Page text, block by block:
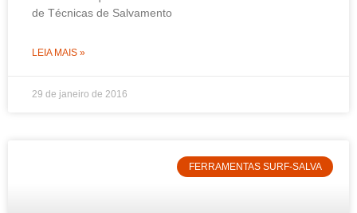
de Técnicas de Salvamento
LEIA MAIS »
29 de janeiro de 2016
FERRAMENTAS SURF-SALVA